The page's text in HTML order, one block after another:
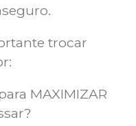
trocar
MAXIMIZAR